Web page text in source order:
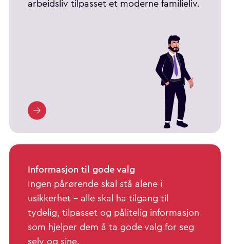
arbeidsliv tilpasset et moderne familieliv.
Informasjon til gode valg
Ingen pårørende skal stå alene i
usikkerhet – alle skal ha tilgang til
tydelig, tilpasset og pålitelig informasjon
som hjelper dem å ta gode valg for seg
selv og sine.